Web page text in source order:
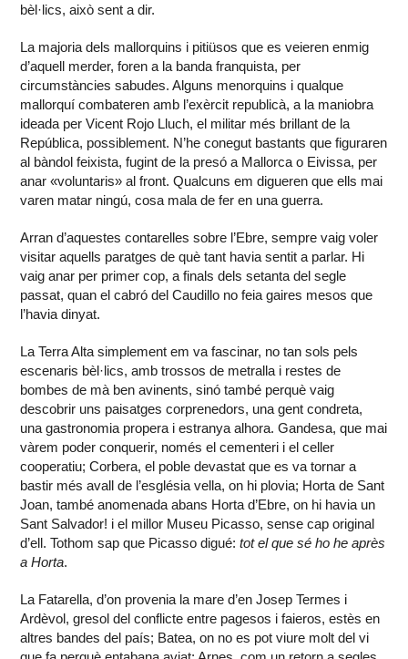
bèl·lics, això sent a dir.
La majoria dels mallorquins i pitiüsos que es veieren enmig
d’aquell merder, foren a la banda franquista, per
circumstàncies sabudes. Alguns menorquins i qualque
mallorquí combateren amb l’exèrcit republicà, a la maniobra
ideada per Vicent Rojo Lluch, el militar més brillant de la
República, possiblement. N’he conegut bastants que figuraren
al bàndol feixista, fugint de la presó a Mallorca o Eivissa, per
anar «voluntaris» al front. Qualcuns em digueren que ells mai
varen matar ningú, cosa mala de fer en una guerra.
Arran d’aquestes contarelles sobre l’Ebre, sempre vaig voler
visitar aquells paratges de què tant havia sentit a parlar. Hi
vaig anar per primer cop, a finals dels setanta del segle
passat, quan el cabró del Caudillo no feia gaires mesos que
l’havia dinyat.
La Terra Alta simplement em va fascinar, no tan sols pels
escenaris bèl·lics, amb trossos de metralla i restes de
bombes de mà ben avinents, sinó també perquè vaig
descobrir uns paisatges corprenedors, una gent condreta,
una gastronomia propera i estranya alhora. Gandesa, que mai
vàrem poder conquerir, només el cementeri i el celler
cooperatiu; Corbera, el poble devastat que es va tornar a
bastir més avall de l’església vella, on hi plovia; Horta de Sant
Joan, també anomenada abans Horta d’Ebre, on hi havia un
Sant Salvador! i el millor Museu Picasso, sense cap original
d’ell. Tothom sap que Picasso digué:tot el que sé ho he après
a Horta.
La Fatarella, d’on provenia la mare d’en Josep Termes i
Ardèvol, gresol del conflicte entre pagesos i faieros, estès en
altres bandes del país; Batea, on no es pot viure molt del vi